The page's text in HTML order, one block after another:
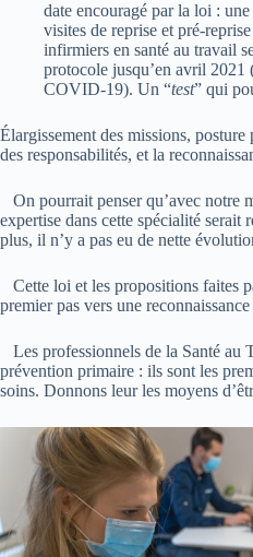
date encouragé par la loi :
visites de reprise et pré-
infirmiers en santé au travail
protocole jusqu’en avril 2021
COVID-19). Un “test” qui
Élargissement des missions,
des responsabilités, et la
On pourrait penser qu’avec notre
expertise dans cette spécialité serait
plus, il n’y a pas eu de nette
Cette loi et les propositions faites
premier pas vers une
Les professionnels de la Santé au
prévention primaire : ils sont les
soins. Donnons leur les moyens